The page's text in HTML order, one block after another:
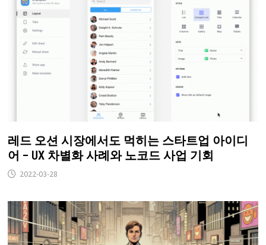
레드 오션 시장에서도 먹히는 스타트업 아이디
어 – UX 차별화 사례와 노코드 사업 기회
2022-03-28